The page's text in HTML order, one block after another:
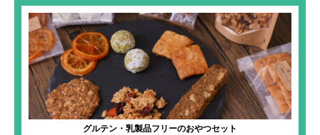
グルテン・乳製品フリーのおやつセット